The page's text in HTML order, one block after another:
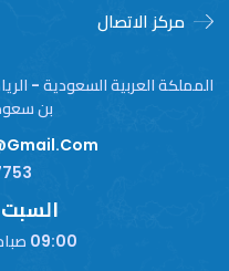
مركز الاتصال
المملكة العربية السعودية -
بن
09:00 صباحاً - 06:00 مساءً